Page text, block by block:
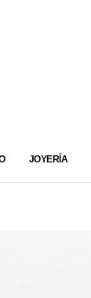
JOYERÍA